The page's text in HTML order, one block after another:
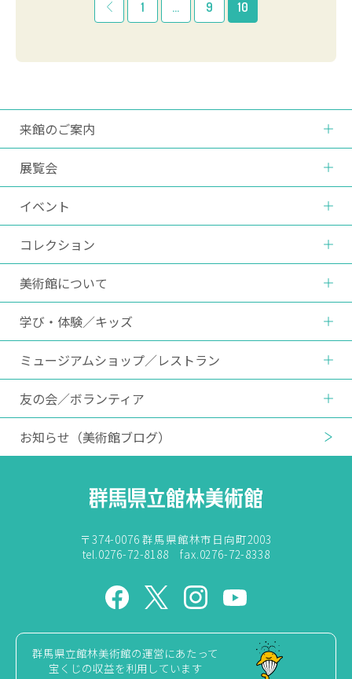
1 … 9 10
来館のご案内
展覧会
イベント
コレクション
美術館について
学び・体験／キッズ
ミュージアムショップ／レストラン
友の会／ボランティア
お知らせ （美術館ブログ）
〒374-0076 群馬県館林市日向町2003
tel.0276-72-8188 fax.0276-72-8338
群馬県立館林美術館の運営にあたって
宝くじの収益を利用しています